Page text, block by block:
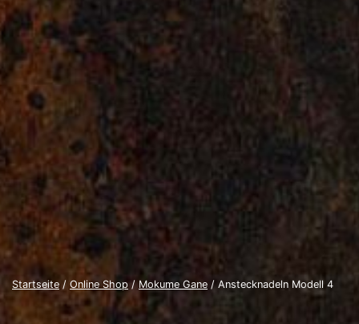
Startseite / Online Shop / Mokume Gane / Anstecknadeln Modell 4